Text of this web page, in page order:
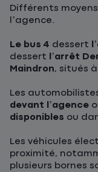
Différents
l’agence.
Le bus 4 dessert
dessert l’arrêt
Maindron, situés à
Les
devant l’agence
disponibles ou
Les véhicules
proximité,
plusieurs bornes